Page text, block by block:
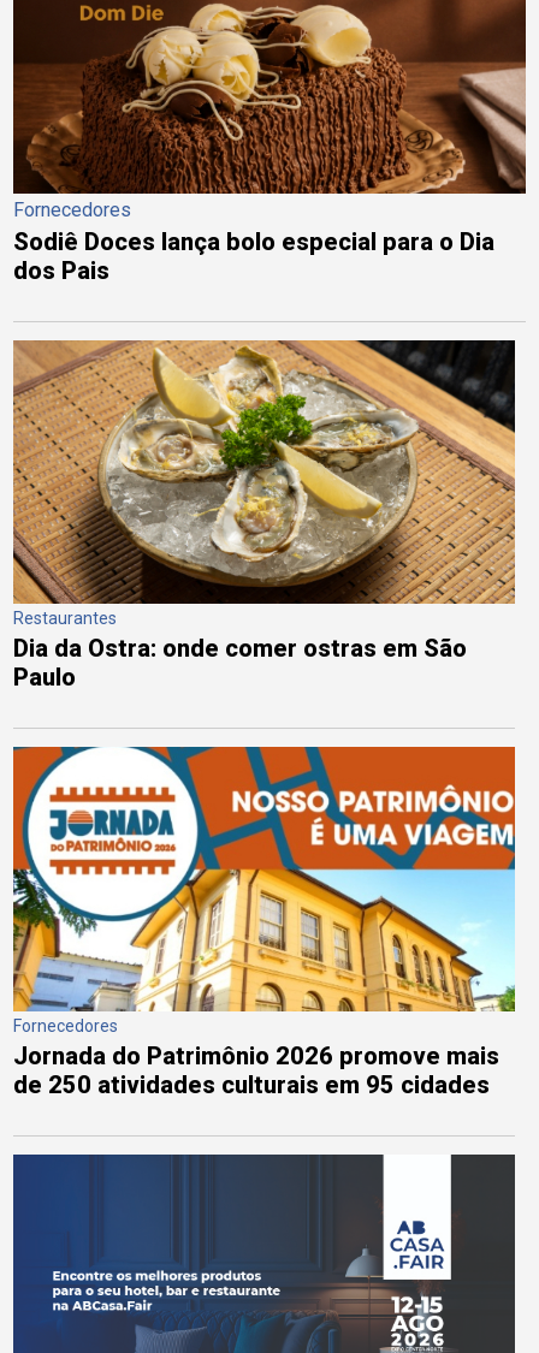
Fornecedores
Sodiê Doces lança bolo especial para o Dia
dos Pais
Restaurantes
Dia da Ostra: onde comer ostras em São
Paulo
Fornecedores
Jornada do Patrimônio 2026 promove mais
de 250 atividades culturais em 95 cidades